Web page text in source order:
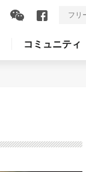
コミュニティ